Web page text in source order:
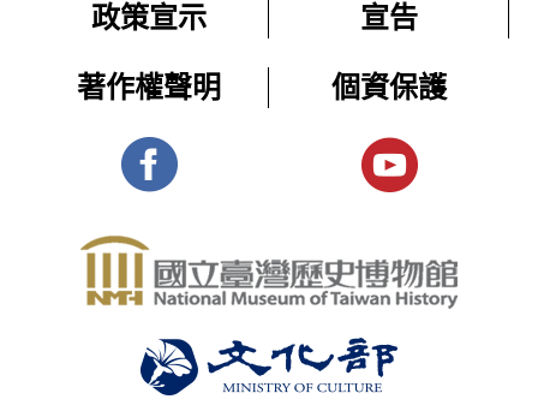
政策宣示
宣告
著作權聲明 個資保護